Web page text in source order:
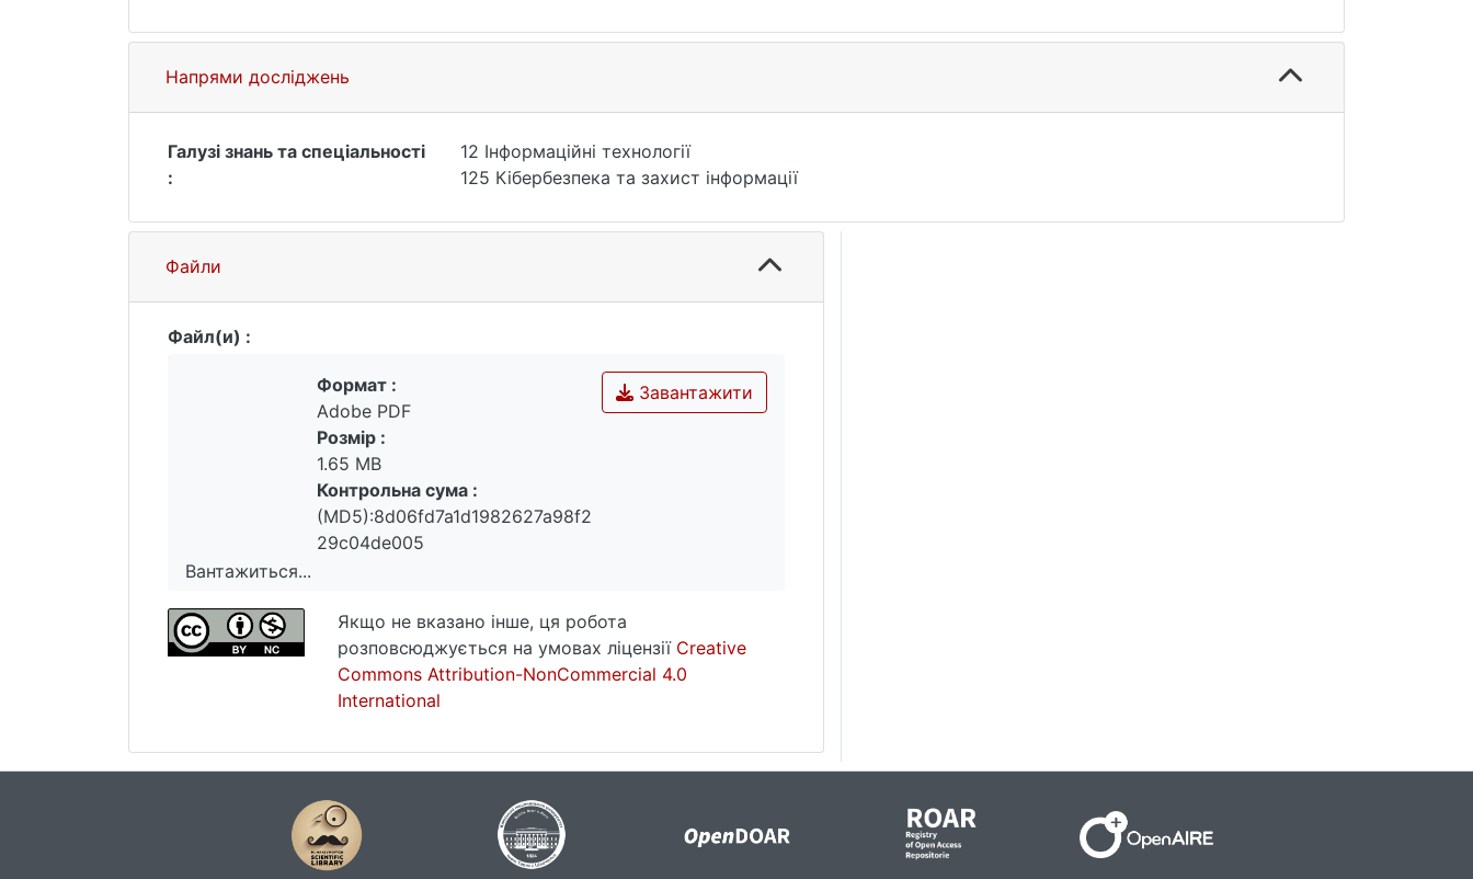
Напрями досліджень
Галузі знань та спеціальності
:
12 Інформаційні технології
125 Кібербезпека та захист інформації
Файли
Файл(и) :
Вантажиться...
Вантажиться...
Завантажити
Формат :
Adobe PDF
Розмір :
1.65 MB
Контрольна сума :
(MD5):8d06fd7a1d1982627a98f2
29c04de005
Якщо не вказано інше, ця робота
розповсюджується на умовах ліцензії Creative
Commons Attribution-NonCommercial 4.0
International